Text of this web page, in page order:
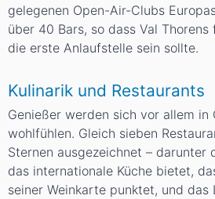
gelegenen Open-Air-Clubs
über 40 Bars, so dass Val
die erste Anlaufstelle sein sollte.
Kulinarik und Restaurants
Genießer werden sich vor allem in
wohlfühlen. Gleich sieben
Sternen ausgezeichnet – darunter
das internationale Küche bietet,
seiner Weinkarte punktet, und das